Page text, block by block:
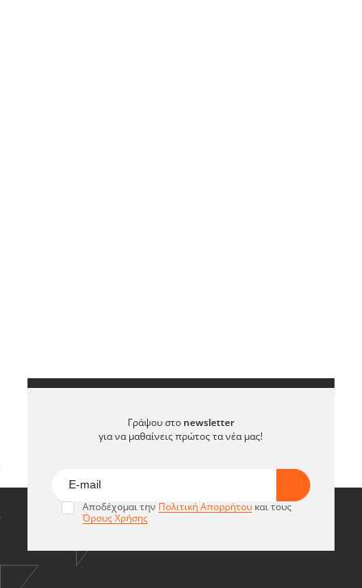
Γράψου στο newsletter
για να μαθαίνεις πρώτος τα νέα μας!
Αποδέχομαι την Πολιτική Απορρήτουκαι τους
Όρους Χρήσης